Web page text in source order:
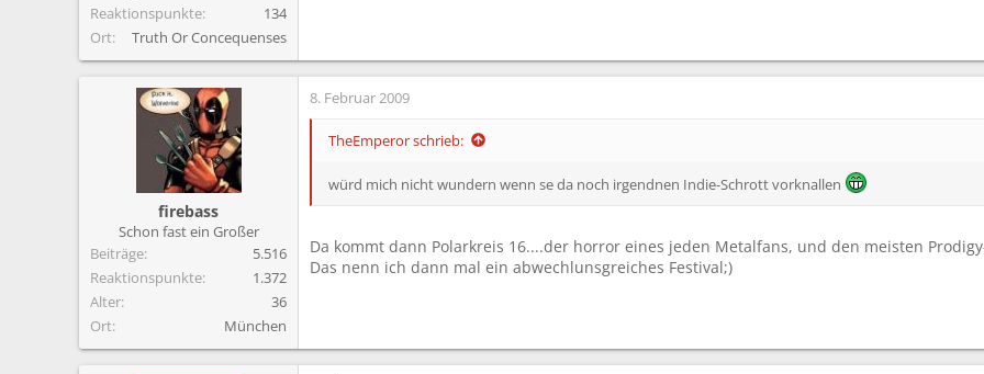
Reaktionspunkte
134
Ort
Truth Or Concequenses
firebass
Schon fast ein Großer
Beiträge
5.516
Reaktionspunkte
1.372
Alter
36
Ort
München
8. Februar 2009
TheEmperor schrieb:
würd mich nicht wundern wenn se da noch irgendnen Indie-Schrott vorknallen
Da kommt dann Polarkreis 16....der horror eines jeden Metalfans, und den meisten
Das nenn ich dann mal ein abwechlunsgreiches Festival;)